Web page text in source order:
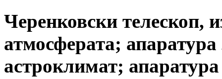
Черенковски телескоп,
атмосферата; апаратура
астроклимат;